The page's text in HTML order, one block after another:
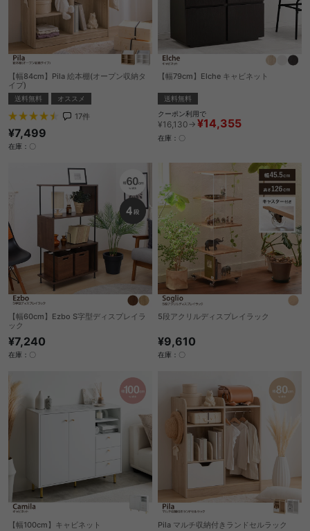
【幅84cm】Pila 絵本棚(オープン収納タ
イプ)
送料無料 オススメ
17件
¥7,499
在庫：〇
【幅79cm】Elche キャビネット
送料無料
クーポン利用で
¥16,130→ ¥14,355
在庫：〇
【幅60cm】Ezbo S字型ディスプレイラ
ック
¥7,240
在庫：〇
5段アクリルディスプレイラック
¥9,610
在庫：〇
【幅100cm】キャビネット Pila マルチ収納付きランドセルラック